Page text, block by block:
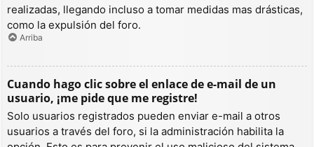
realizadas, llegando incluso a tomar medidas mas drásticas,
como la expulsión del foro.
Arriba
Cuando hago clic sobre el enlace de e-mail de un
usuario, ¡me pide que me registre!
Solo usuarios registrados pueden enviar e-mail a otros
usuarios a través del foro, si la administración habilita la